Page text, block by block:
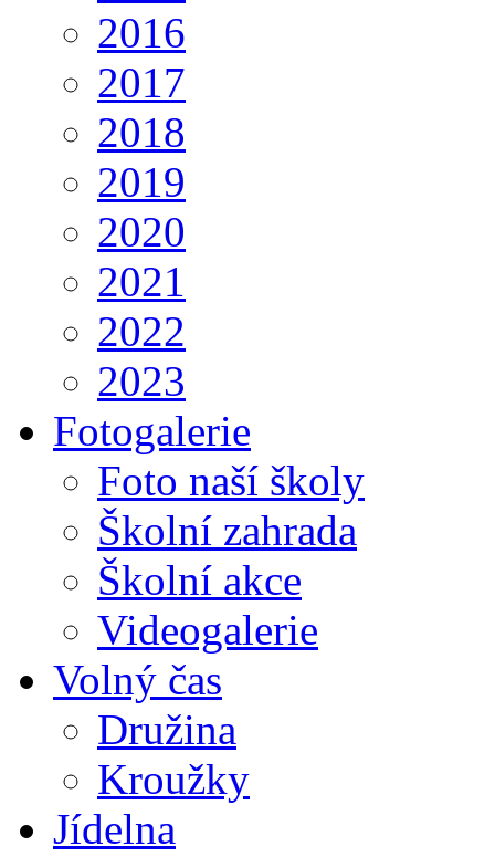
2016
2017
2018
2019
2020
2021
2022
2023
Fotogalerie
Foto naší školy
Školní zahrada
Školní akce
Videogalerie
Volný čas
Družina
Kroužky
Jídelna